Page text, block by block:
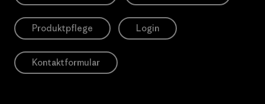
Produktpflege Login
Kontaktformular